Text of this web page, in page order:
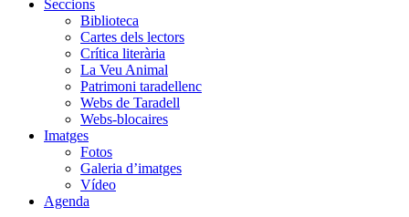
Seccions
Biblioteca
Cartes dels lectors
Crítica literària
La Veu Animal
Patrimoni taradellenc
Webs de Taradell
Webs-blocaires
Imatges
Fotos
Galeria d’imatges
Vídeo
Agenda